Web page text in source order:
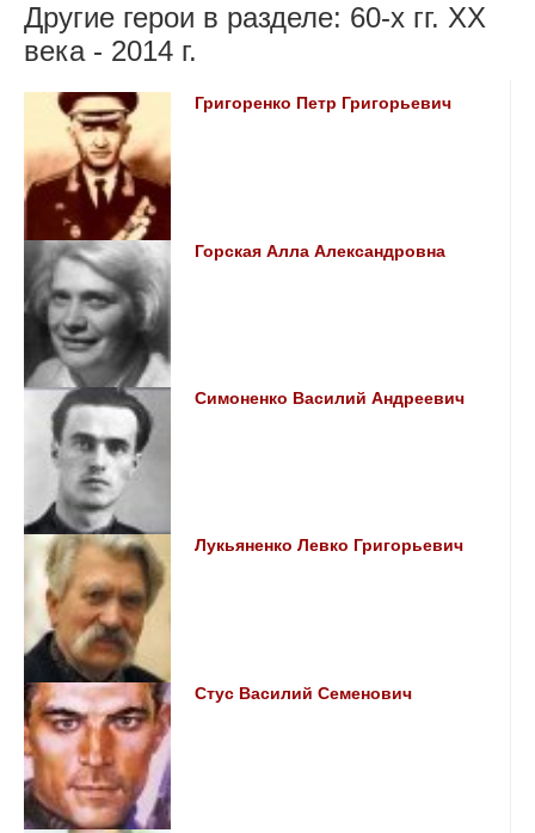
Другие герои в разделе: 60-х гг. ХХ
века - 2014 г.
Григоренко Петр Григорьевич
Горская Алла Александровна
Симоненко Василий Андреевич
Лукьяненко Левко Григорьевич
Стус Василий Семенович